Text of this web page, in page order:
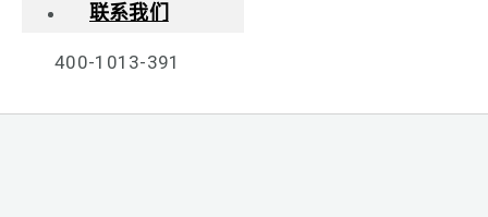
联系我们
400-1013-391